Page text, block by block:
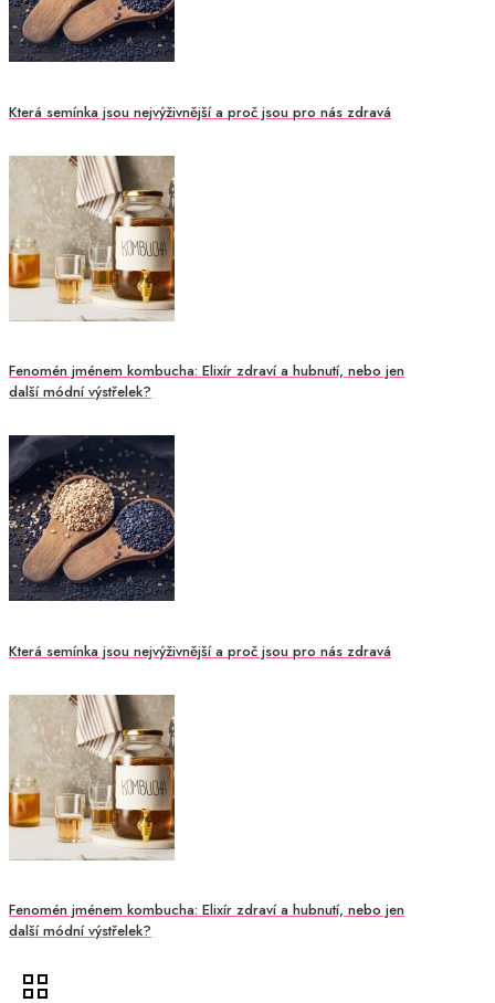
Která semínka jsou nejvýživnější a proč jsou pro nás zdravá
Fenomén jménem kombucha: Elixír zdraví a hubnutí, nebo jen
další módní výstřelek?
Která semínka jsou nejvýživnější a proč jsou pro nás zdravá
Fenomén jménem kombucha: Elixír zdraví a hubnutí, nebo jen
další módní výstřelek?